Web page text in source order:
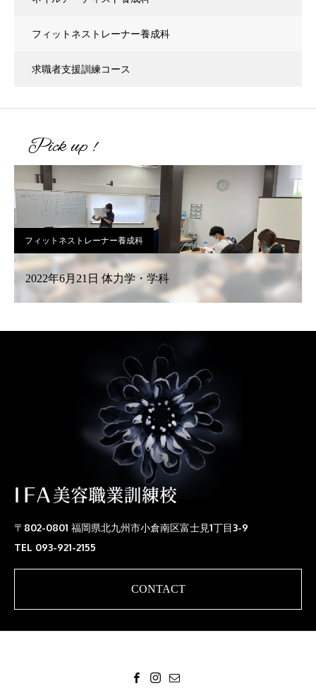
フィットネストレーナー養成科
求職者支援訓練コース
Pick up !
フィットネストレーナー養成科
2022年6月21日 体力学・学科
〒802-0801 福岡県北九州市小倉南区富士見1丁目3-9
TEL 093-921-2155
CONTACT